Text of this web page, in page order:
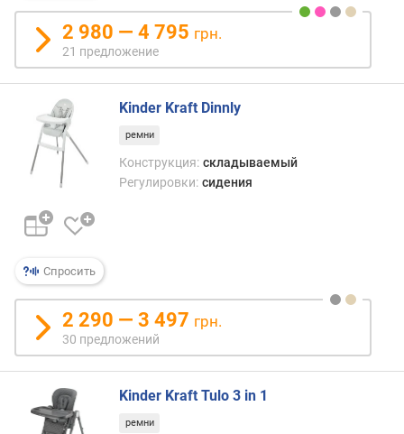
2 980 — 4 795 грн.
21 предложение
Спросить
Kinder Kraft Dinnly
ремни
Конструкция: складываемый
Регулировки: сидения
2 290 — 3 497 грн.
30 предложений
Kinder Kraft Tulo 3 in 1
ремни